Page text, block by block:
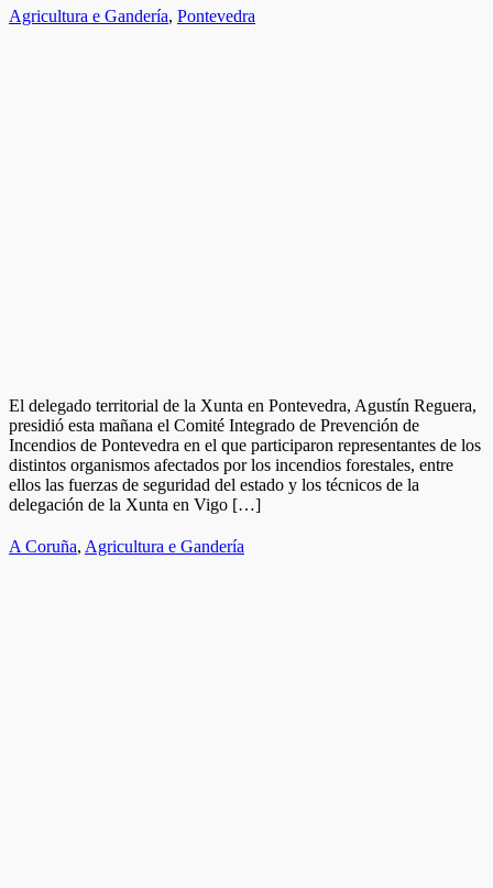
Agricultura e Gandería, Pontevedra
El delegado territorial de la Xunta en Pontevedra, Agustín Reguera,
presidió esta mañana el Comité Integrado de Prevención de
Incendios de Pontevedra en el que participaron representantes de los
distintos organismos afectados por los incendios forestales, entre
ellos las fuerzas de seguridad del estado y los técnicos de la
delegación de la Xunta en Vigo […]
A Coruña, Agricultura e Gandería